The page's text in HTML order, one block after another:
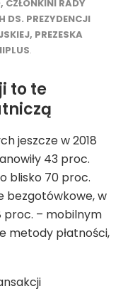
CZŁONKINI RADY
DS. PREZYDENCJI
PREZESKA
.
to te
jeszcze w 2018
43 proc.
blisko 70 proc.
bezgotówkowe, w
proc. – mobilnym
metody płatności,